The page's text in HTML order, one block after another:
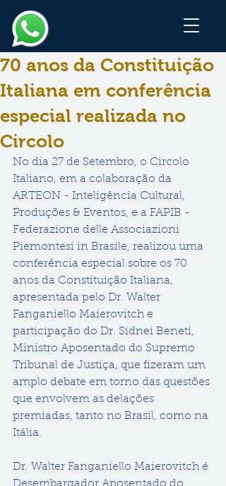
70 anos da Constituição
Italiana em conferência
especial realizada no
Circolo
No dia 27 de Setembro, o Circolo
Italiano, em a colaboração da
ARTEON - Inteligência Cultural,
Produções & Eventos, e a FAPIB -
Federazione delle Associazioni
Piemontesi in Brasile, realizou uma
conferência especial sobre os 70
anos da Constituição Italiana,
apresentada pelo Dr. Walter
Fanganiello Maierovitch e
participação do Dr. Sidnei Beneti,
Ministro Aposentado do Supremo
Tribunal de Justiça, que fizeram um
amplo debate em torno das questões
que envolvem as delações
premiadas, tanto no Brasil, como na
Itália.
Dr. Walter Fanganiello Maierovitch é